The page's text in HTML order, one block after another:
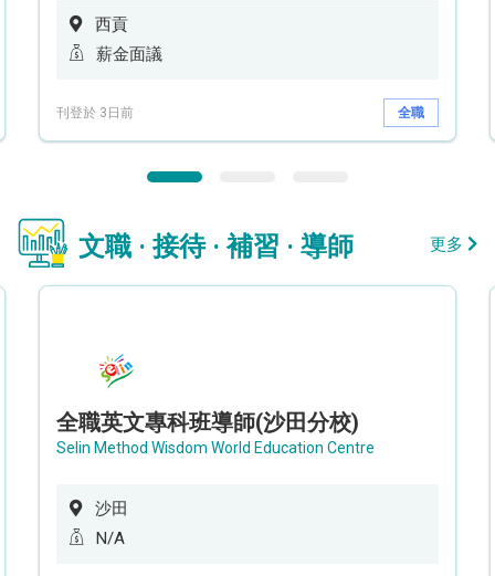
西貢
薪金面議
刊登於 3日前 全職
文職 · 接待 · 補習 · 導師 更多
全職英文專科班導師(沙田分校)
Selin Method Wisdom World Education Centre
沙田
N/A